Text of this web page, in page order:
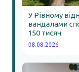
У Рівному
вандалами
150 тисяч
08.08.2026